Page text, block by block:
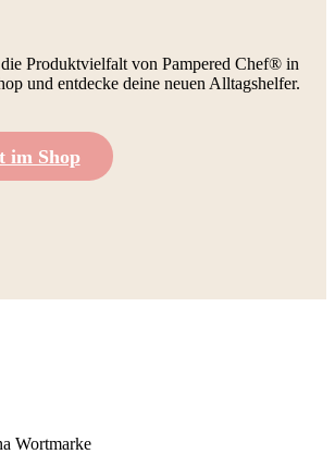
Produktvielfalt von Pampered Chef® in
und entdecke deine neuen Alltagshelfer.
im Shop